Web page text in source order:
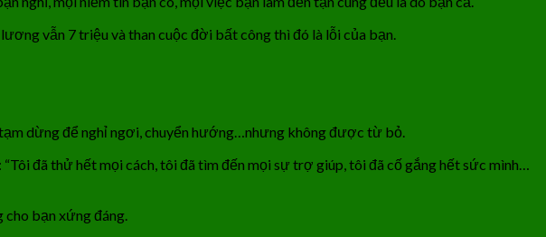
vẫn 7 triệu và than cuộc đời bất công thì đó là lỗi của bạn.
dừng để nghỉ ngơi, chuyển hướng…nhưng không được từ bỏ.
đã thử hết mọi cách, tôi đã tìm đến mọi sự trợ giúp, tôi đã cố gắng hết sức mình…
bạn xứng đáng.